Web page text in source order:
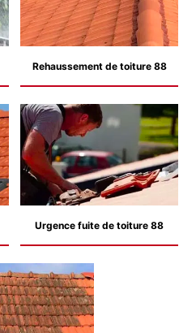
Rehaussement de toiture 88
Urgence fuite de toiture 88